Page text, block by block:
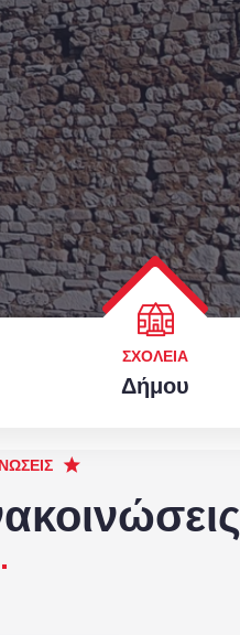
ΣΧΟΛΕΊΑ
Δήμου